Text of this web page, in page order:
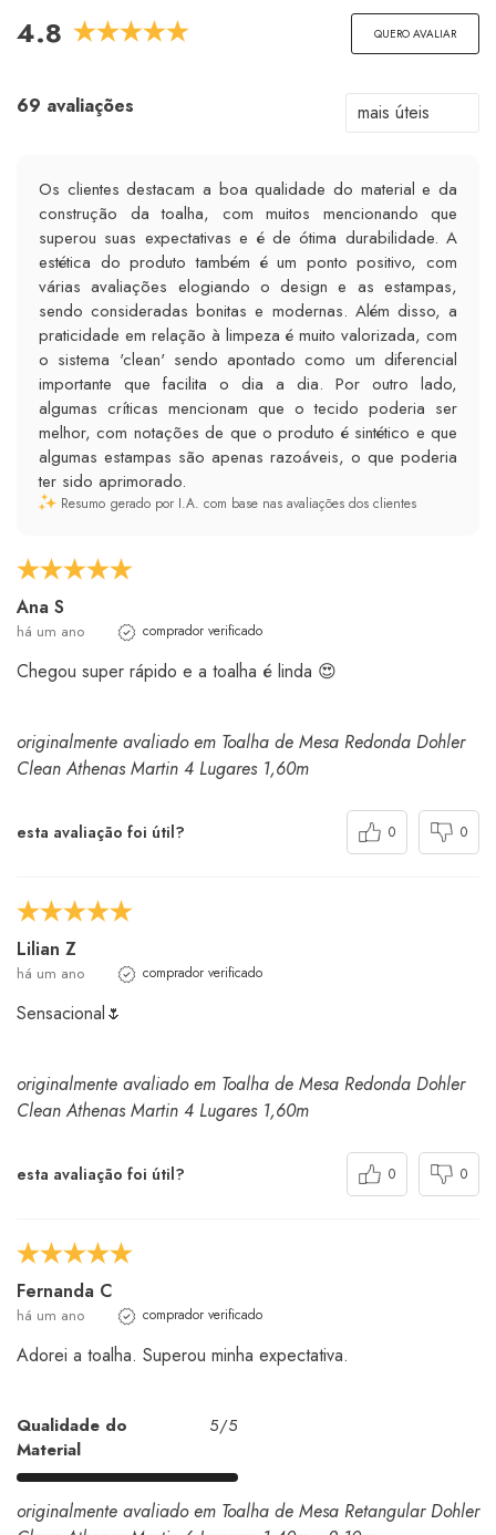
4.8 QUERO AVALIAR
69 avaliações
Os clientes destacam a boa qualidade do material e da
construção da toalha, com muitos mencionando que
superou suas expectativas e é de ótima durabilidade. A
estética do produto também é um ponto positivo, com
várias avaliações elogiando o design e as estampas,
sendo consideradas bonitas e modernas. Além disso, a
praticidade em relação à limpeza é muito valorizada, com
o sistema 'clean' sendo apontado como um diferencial
importante que facilita o dia a dia. Por outro lado,
algumas críticas mencionam que o tecido poderia ser
melhor, com notações de que o produto é sintético e que
algumas estampas são apenas razoáveis, o que poderia
ter sido aprimorado.
Resumo gerado por I.A. com base nas avaliações dos clientes
Ana S
há um ano comprador verificado
Chegou super rápido e a toalha é linda 😍
originalmente avaliado em Toalha de Mesa Redonda Dohler
Clean Athenas Martin 4 Lugares 1,60m
esta avaliação foi útil? 0 0
Lilian Z
há um ano comprador verificado
Sensacional🌷
originalmente avaliado em Toalha de Mesa Redonda Dohler
Clean Athenas Martin 4 Lugares 1,60m
esta avaliação foi útil? 0 0
Fernanda C
há um ano comprador verificado
Adorei a toalha. Superou minha expectativa.
Qualidade do
Material
5/5
originalmente avaliado em Toalha de Mesa Retangular Dohler